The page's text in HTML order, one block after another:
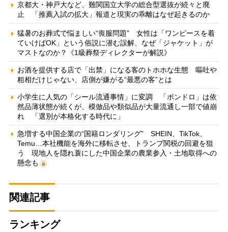
京都大・神戸大など、難関国立大学の総合型選抜が続々と廃
止 「推薦入試の拡大」報道と現実の乖離はなぜ起きるのか
猛暑のお葬式で悩ましい“喪服問題” 女性は「ワンピースを着
ていけばOK」という俗説に潜む誤解、なぜ「ジャケット」が
マストなのか？《1級葬祭ディレクターが解説》
お酒を提供する店で「出禁」になる客のトホホな生態 嘔吐や
粗相だけじゃない、店側が嫌がる“最悪の客”とは
小学生に人気の「シール流通事情」に変調 「ボンドロ」は依
然品薄状態が続くが、模倣品や類似品が大量流通し一部で値崩
れ 「選別が本格化する時代に」
急増する中国企業の“国籍ロンダリング” SHEIN、TikTok、
Temu…本社機能を海外に移転させ、トランプ関税の回避を狙
う 現地人を隠れ蓑にした中国企業の農業参入・土地取得への
懸念も
関連記事
ランキング